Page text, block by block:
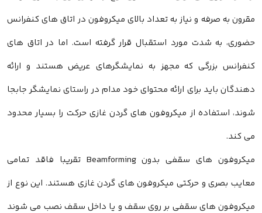
مقرون به صرفه و نیاز به تعداد بالای میکروفون در اتاق های کنفرانس
حضوری، به شدت مورد استقبال قرار گرفته است. اما در اتاق های
کنفرانس بزرگی که مجهز به نمایشگرهای عریض هستند و ارائه
دهندگان باید برای ارائه محتوای خود مدام در راستای نمایشگر جابجا
شوند، استفاده از میکروفون های گردن غازی حرکت را بسیار محدود
می کند.
میکروفون های سقفی بدون Beamforming تقریبا فاقد تمامی
معایب بصری و حرکتی میکروفون های گردن غازی هستند. این نوع از
میکروفون های سقفی بر روی سقف و یا داخل سقف نصب می شوند